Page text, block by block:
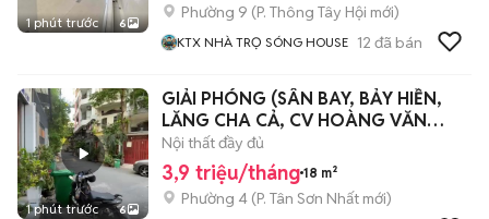
1 phút trước 6
Phường 9 (P. Thông Tây Hội mới)
KTX NHÀ TRỌ SÓNG HOUSE 12 đã bán
1 phút trước 6
GIẢI PHÓNG (SÂN BAY, BẢY HIỀN,
LĂNG CHA CẢ, CV HOÀNG VĂN
THỤ)
Nội thất đầy đủ
3,9 triệu/tháng 18 m²
Phường 4 (P. Tân Sơn Nhất mới)